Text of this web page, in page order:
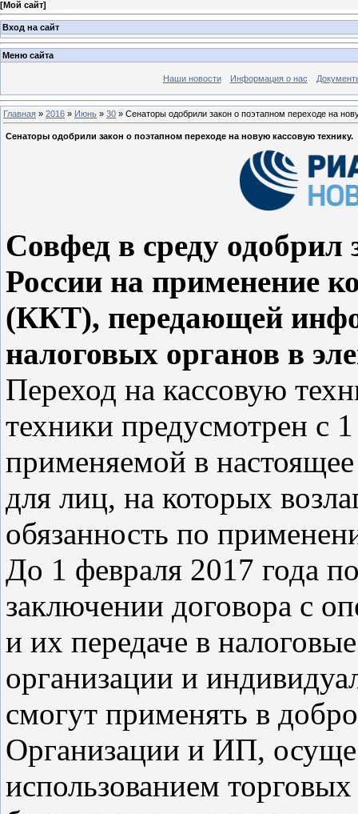
[Мой сайт]
Вход на сайт
Меню сайта
Наши новости Информация о нас
Главная » 2016 » Июнь » 30 » Сенаторы одобрили закон о поэтапном переходе на
Сенаторы одобрили закон о поэтапном переходе на новую кассовую технику.
Совфед в среду одобрил
России на применение
(ККТ), передающей
налоговых органов в
Переход на кассовую
техники предусмотрен с
применяемой в
для лиц, на которых
обязанность по
До 1 февраля 2017 года
заключении договора с
и их передаче в
организации и
смогут применять в
Организации и ИП,
использованием